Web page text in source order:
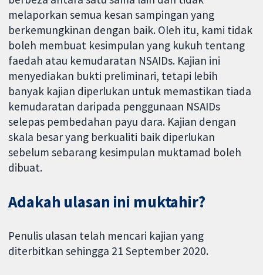
melaporkan semua kesan sampingan yang
berkemungkinan dengan baik. Oleh itu, kami tidak
boleh membuat kesimpulan yang kukuh tentang
faedah atau kemudaratan NSAIDs. Kajian ini
menyediakan bukti preliminari, tetapi lebih
banyak kajian diperlukan untuk memastikan tiada
kemudaratan daripada penggunaan NSAIDs
selepas pembedahan payu dara. Kajian dengan
skala besar yang berkualiti baik diperlukan
sebelum sebarang kesimpulan muktamad boleh
dibuat.
Adakah ulasan ini muktahir?
Penulis ulasan telah mencari kajian yang
diterbitkan sehingga 21 September 2020.